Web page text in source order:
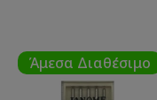
Άμεσα Διαθέσιμο